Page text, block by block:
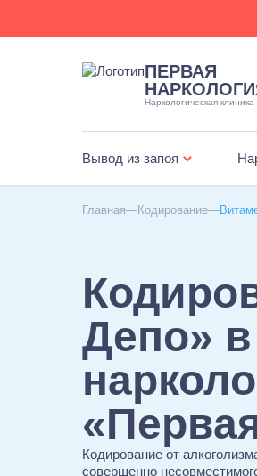
ПЕРВАЯ
Наркологическая клиника
Вывод из запоя
Главная Кодирование
Депо»
Кодирование от
совершенно